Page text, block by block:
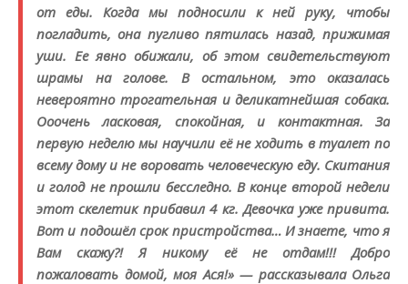
от еды. Когда мы подносили к ней руку, чтобы
погладить, она пугливо пятилась назад, прижимая
уши. Ее явно обижали, об этом свидетельствуют
шрамы на голове. В остальном, это оказалась
невероятно трогательная и деликатнейшая собака.
Ооочень ласковая, спокойная, и контактная. За
первую неделю мы научили её не ходить в туалет по
всему дому и не воровать человеческую еду. Скитания
и голод не прошли бесследно. В конце второй недели
этот скелетик прибавил 4 кг. Девочка уже привита.
Вот и подошёл срок пристройства… И знаете, что я
Вам скажу?! Я никому её не отдам!!! Добро
пожаловать домой, моя Ася!» — рассказывала Ольга